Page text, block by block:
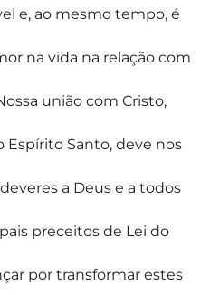
e, ao mesmo tempo, é
na vida na relação com
união com Cristo,
Espírito Santo, deve nos
a Deus e a todos
preceitos de Lei do
por transformar estes